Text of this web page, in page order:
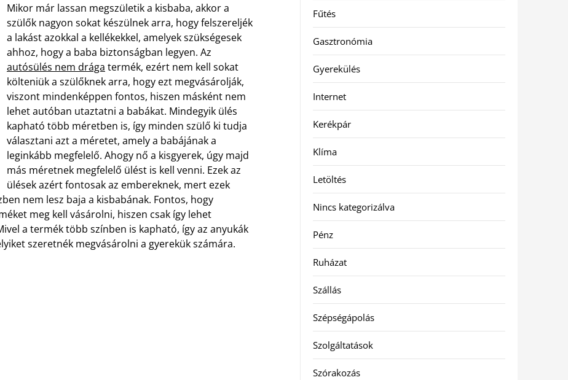
Mikor már lassan megszületik a kisbaba, akkor a
szülők nagyon sokat készülnek arra, hogy felszereljék
a lakást azokkal a kellékekkel, amelyek szükségesek
ahhoz, hogy a baba biztonságban legyen. Az
autósülés nem drága termék, ezért nem kell sokat
költeniük a szülőknek arra, hogy ezt megvásárolják,
viszont mindenképpen fontos, hiszen másként nem
lehet autóban utaztatni a babákat. Mindegyik ülés
kapható több méretben is, így minden szülő ki tudja
választani azt a méretet, amely a babájának a
leginkább megfelelő. Ahogy nő a kisgyerek, úgy majd
más méretnek megfelelő ülést is kell venni. Ezek az
ülések azért fontosak az embereknek, mert ezek
nem lesz baja a kisbabának. Fontos, hogy
meg kell vásárolni, hiszen csak így lehet
a termék több színben is kapható, így az anyukák
szeretnék megvásárolni a gyerekük számára.
Fűtés
Gasztronómia
Gyerekülés
Internet
Kerékpár
Klíma
Letöltés
Nincs kategorizálva
Pénz
Ruházat
Szállás
Szépségápolás
Szolgáltatások
Szórakozás